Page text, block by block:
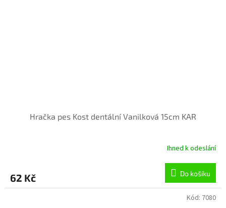
Hračka pes Kost dentální Vanilková 15cm KAR
je
1,0
Ihned k odeslání
62 Kč Do košíku
Kód: 7080